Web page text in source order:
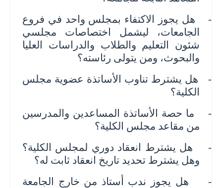
-
هل يجوز الاكتفاء بمجلس واحد في فروع
الجامعات، ليشمل اختصاصات مجلسي
شئون التعليم والطلاب والدراسات العليا
والبحوث، ومن يتولى رئاسته؟
-
هل يشترط تناوب الأساتذة عضوية مجلس
الكلية؟
-
ما حصة الأساتذة المساعدين والمدرسين
من مقاعد مجلس الكلية؟
-
هل يشترط انعقاد دوري لمجلس الكلية؟
وهل يشترط تحديد تاريخ انعقاد ثابت له؟
-
هل يجوز ندب أستاذ من خارج الجامعة